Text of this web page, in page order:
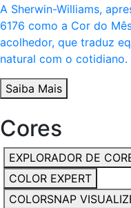
A Sherwin-Williams,
6176 como a Cor do
acolhedor, que traduz
natural com o cotidiano.
Saiba Mais
Cores
EXPLORADOR DE
COLOR EXPERT
COLORSNAP